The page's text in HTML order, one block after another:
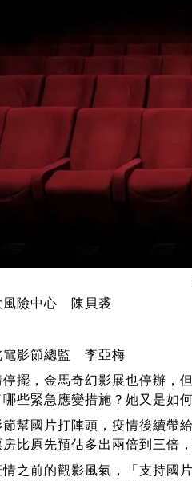
風險中心 陳貝裘
電影節總監 李亞梅
擺，金馬奇幻影展也停辦，
些緊急應變措施？她又是如
幫國片打陣頭，疫情後續帶
比原先預估多出兩倍到三倍
之前的觀影風氣，「支持國